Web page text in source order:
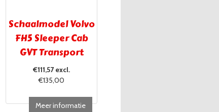
Schaalmodel Volvo
FH5 Sleeper Cab
GVT Transport
Brugge
€111,57 excl.
€135,00
Meer informatie